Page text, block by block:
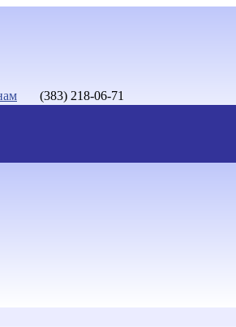
(383) 218-06-71